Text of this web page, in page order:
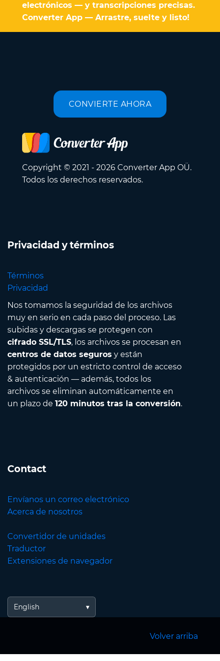
electrónicos — y transcripciones precisas.
Converter App — Arrastre, suelte y listo!
CONVIERTE AHORA
Copyright © 2021 - 2026 Converter App OÜ.
Todos los derechos reservados.
Privacidad y términos
Términos
Privacidad
Nos tomamos la seguridad de los archivos
muy en serio en cada paso del proceso. Las
subidas y descargas se protegen con
cifrado SSL/TLS, los archivos se procesan en
centros de datos seguros y están
protegidos por un estricto control de acceso
& autenticación — además, todos los
archivos se eliminan automáticamente en
un plazo de 120 minutos tras la conversión.
Contact
Envíanos un correo electrónico
Acerca de nosotros
Convertidor de unidades
Traductor
Extensiones de navegador
English
Volver arriba